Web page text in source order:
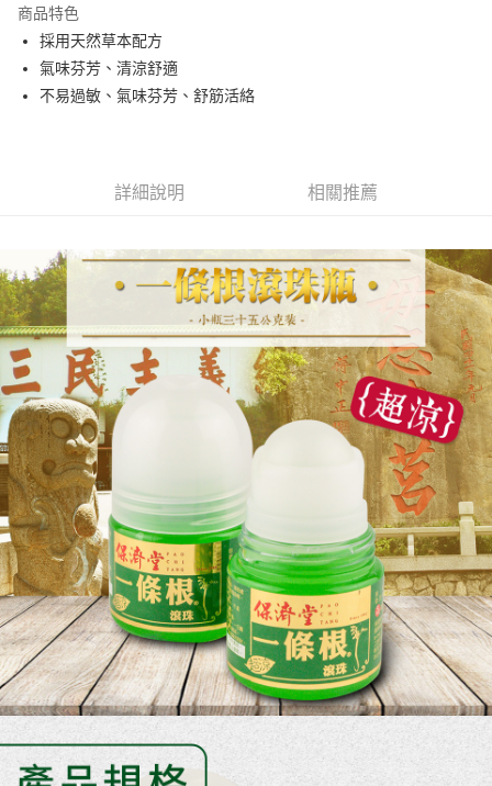
Apple Pay
街口支付
相關說明
【關於「AFTEE先享後付」】
AFTEE先享後付是「在收到商品之後才付款」的支付方式。 讓您購物簡單
便利好安心！
１．簡單：不需註冊會員、不需綁卡、不需儲值。
２．便利：只要手機號碼，簡訊認證，即可結帳。
３．安心：先確認商品／服務後，再付款。
【「AFTEE先享後付」結帳流程】
１．於結帳方式選擇「AFTEE先享後付」後，將跳轉至「AFTEE先享後付」
結帳頁面，進行簡訊認證並確認金額後，即可完成結帳。
２．訂單成立數日內，您將收到繳費通知簡訊。
３．收到繳費通知簡訊後14天內，點擊此簡訊中的連結，可透過四大超商／
ATM／網路銀行／等多元方式進行付款，方視為交易完成。
※ 請注意：結帳手續完成當下不需立刻繳費，但若您需要取消訂單，請聯絡
購買商品的店家。未經商家同意取消之訂單仍視為有效，需透過AFTEE先享
後付繳納相關費用。
※ 交易是否成功請以「AFTEE先享後付 」之結帳頁面顯示為準，若有關於
是否繳費成功／繳費後需取消欲退款等相關疑問，請聯繫「AFTEE先享後付
客戶支援中心」https://netprotections.freshdesk.com/support/home
【注意事項】
１．透過由恩沛科技股份有限公司提供之「AFTEE先享後付」服務完成之交
易，需依本服務之必要範圍內提供個人資料，並將交易相關給付款項請求債
權轉讓予恩沛科技股份有限公司。
２．關於個人資料處理事宜，請瀏覽以下網址：
運送方式
全家取貨付款
每筆NT$60，滿NT$799(含以上)免運費
7-11取貨付款
每筆NT$60，滿NT$799(含以上)免運費
宅配
每筆NT$150
滿額免運宅配
每筆NT$100，滿NT$799(含以上)免運費
付款後門市自取
每筆NT$50，滿NT$299(含以上)免運費
商品特色
採用天然草本配方
氣味芬芳、清涼舒適
不易過敏、氣味芬芳、舒筋活絡
詳細說明 相關推薦